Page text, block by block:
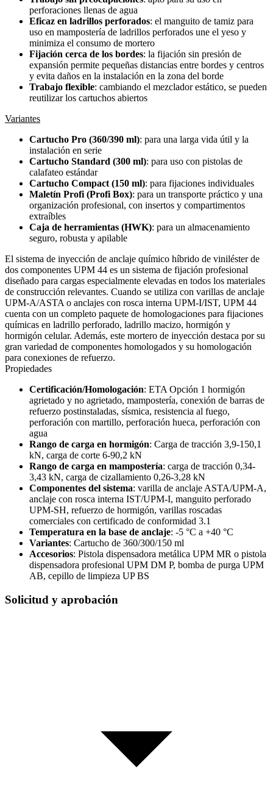
perforaciones llenas de agua
Eficaz en ladrillos perforados: el manguito de tamiz para
uso en mampostería de ladrillos perforados une el yeso y
minimiza el consumo de mortero
Fijación cerca de los bordes: la fijación sin presión de
expansión permite pequeñas distancias entre bordes y centros
y evita daños en la instalación en la zona del borde
Trabajo flexible: cambiando el mezclador estático, se pueden
reutilizar los cartuchos abiertos
Variantes
Cartucho Pro (360/390 ml): para una larga vida útil y la
instalación en serie
Cartucho Standard (300 ml): para uso con pistolas de
calafateo estándar
Cartucho Compact (150 ml): para fijaciones individuales
Maletín Profi (Profi Box): para un transporte práctico y una
organización profesional, con insertos y compartimentos
extraíbles
Caja de herramientas (HWK): para un almacenamiento
seguro, robusta y apilable
El sistema de inyección de anclaje químico híbrido de viniléster de
dos componentes UPM 44 es un sistema de fijación profesional
diseñado para cargas especialmente elevadas en todos los materiales
de construcción relevantes. Cuando se utiliza con varillas de anclaje
UPM-A/ASTA o anclajes con rosca interna UPM-I/IST, UPM 44
cuenta con un completo paquete de homologaciones para fijaciones
químicas en ladrillo perforado, ladrillo macizo, hormigón y
hormigón celular. Además, este mortero de inyección destaca por su
gran variedad de componentes homologados y su homologación
para conexiones de refuerzo.
Propiedades
Certificación/Homologación: ETA Opción 1 hormigón
agrietado y no agrietado, mampostería, conexión de barras de
refuerzo postinstaladas, sísmica, resistencia al fuego,
perforación con martillo, perforación hueca, perforación con
agua
Rango de carga en hormigón: Carga de tracción 3,9-150,1
kN, carga de corte 6-90,2 kN
Rango de carga en mampostería: carga de tracción 0,34-
3,43 kN, carga de cizallamiento 0,26-3,28 kN
Componentes del sistema: varilla de anclaje ASTA/UPM-A,
anclaje con rosca interna IST/UPM-I, manguito perforado
UPM-SH, refuerzo de hormigón, varillas roscadas
comerciales con certificado de conformidad 3.1
Temperatura en la base de anclaje: -5 °C a +40 °C
Variantes: Cartucho de 360/300/150 ml
Accesorios: Pistola dispensadora metálica UPM MR o pistola
dispensadora profesional UPM DM P, bomba de purga UPM
AB, cepillo de limpieza UP BS
Solicitud y aprobación